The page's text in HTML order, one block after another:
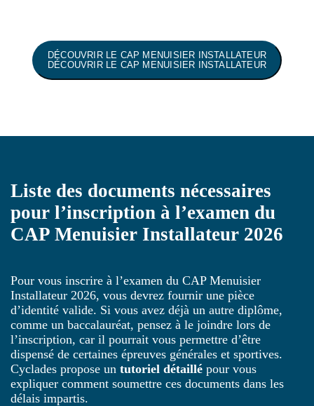
DÉCOUVRIR LE CAP MENUISIER INSTALLATEUR
DÉCOUVRIR LE CAP MENUISIER INSTALLATEUR
Liste des documents nécessaires
pour l’inscription à l’examen du
CAP Menuisier Installateur 2026
Pour vous inscrire à l’examen du CAP Menuisier
Installateur 2026, vous devrez fournir une pièce
d’identité valide. Si vous avez déjà un autre diplôme,
comme un baccalauréat, pensez à le joindre lors de
l’inscription, car il pourrait vous permettre d’être
dispensé de certaines épreuves générales et sportives.
Cyclades propose un tutoriel détaillé pour vous
expliquer comment soumettre ces documents dans les
délais impartis.